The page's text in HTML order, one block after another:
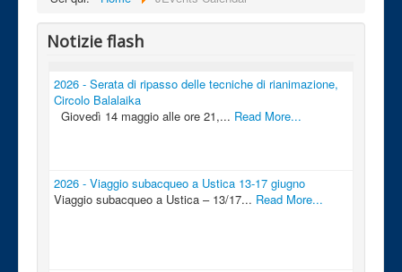
Notizie flash
2026 - Serata di ripasso delle tecniche di rianimazione,
Circolo Balalaika
Giovedì 14 maggio alle ore 21,... Read More...
2026 - Viaggio subacqueo a Ustica 13-17 giugno
Viaggio subacqueo a Ustica – 13/17... Read More...